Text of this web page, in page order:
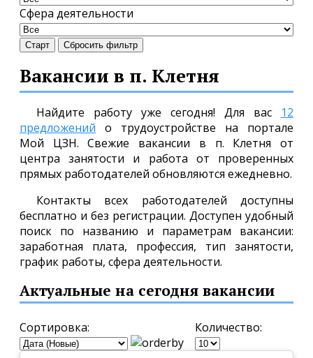
Сфера деятельности
Старт Сбросить фильтр
Вакансии в п. Клетня
Найдите работу уже сегодня! Для вас 12
предложений о трудоустройстве на портале
Мой ЦЗН. Свежие вакансии в п. Клетня от
центра занятости и работа от проверенных
прямых работодателей обновляются ежедневно.
Контакты всех работодателей доступны
бесплатно и без регистрации. Доступен удобный
поиск по названию и параметрам вакансии:
заработная плата, профессия, тип занятости,
график работы, сфера деятельности.
Актуальные на сегодня вакансии
Сортировка: Количество: